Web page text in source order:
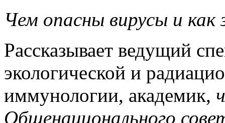
Чем опасны вирусы и
Рассказывает ведущий
экологической и
иммунологии, академик,
Общенационального